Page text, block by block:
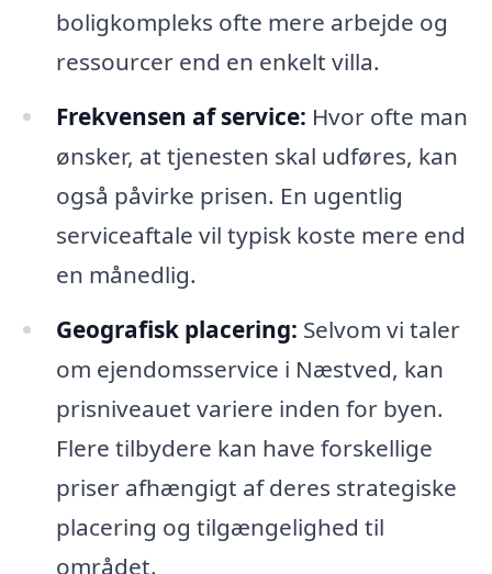
boligkompleks ofte mere arbejde og
ressourcer end en enkelt villa.
Frekvensen af service: Hvor ofte man
ønsker, at tjenesten skal udføres, kan
også påvirke prisen. En ugentlig
serviceaftale vil typisk koste mere end
en månedlig.
Geografisk placering: Selvom vi taler
om ejendomsservice i Næstved, kan
prisniveauet variere inden for byen.
Flere tilbydere kan have forskellige
priser afhængigt af deres strategiske
placering og tilgængelighed til
området.